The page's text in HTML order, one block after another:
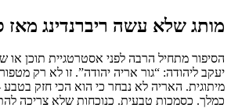
מותג שלא עשה ריברנדינג
הסיפור מתחיל הרבה לפני אסטרטגיית תוכן או
יעקב ליהודה: “גור אריה יהודה”. זו לא רק
מיתוגית. האריה לא נבחר כי הוא הכי חזק
כמלך. כסמכות טבעית. כנוכחות שלא צריכה